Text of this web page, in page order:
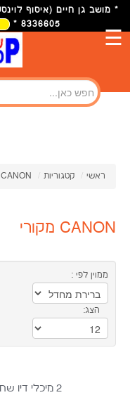
8336605 *
☰
ראשי / קטגוריות / CANON מקורי
CANON מקורי
ממוין לפי :
הצג:
2 מיכלי דיו שחור מקורי CANON GI41 BK